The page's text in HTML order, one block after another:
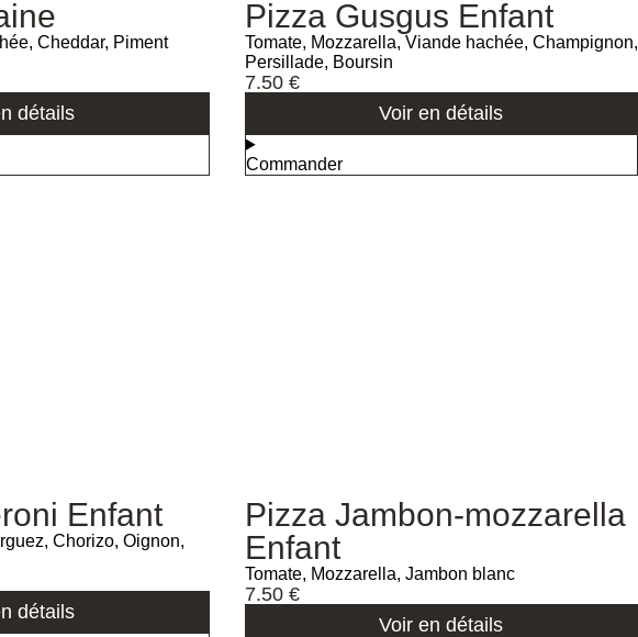
Cheddar, Piment
détails
Pizza Gusgus Enfant
Tomate, Mozzarella, Viande hachée, Champignon,
Persillade, Boursin
7.50 €
Voir en détails
Commander
Enfant
Chorizo, Oignon,
détails
Pizza Jambon-mozzarella
Enfant
Tomate, Mozzarella, Jambon blanc
7.50 €
Voir en détails